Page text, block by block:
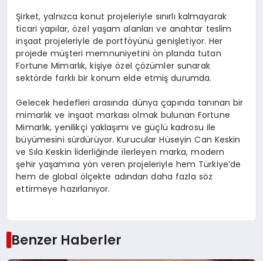
Şirket, yalnızca konut projeleriyle sınırlı kalmayarak
ticari yapılar, özel yaşam alanları ve anahtar teslim
inşaat projeleriyle de portföyünü genişletiyor. Her
projede müşteri memnuniyetini ön planda tutan
Fortune Mimarlık, kişiye özel çözümler sunarak
sektörde farklı bir konum elde etmiş durumda.
Gelecek hedefleri arasında dünya çapında tanınan bir
mimarlık ve inşaat markası olmak bulunan Fortune
Mimarlık, yenilikçi yaklaşımı ve güçlü kadrosu ile
büyümesini sürdürüyor. Kurucular Hüseyin Can Keskin
ve Sıla Keskin liderliğinde ilerleyen marka, modern
şehir yaşamına yön veren projeleriyle hem Türkiye’de
hem de global ölçekte adından daha fazla söz
ettirmeye hazırlanıyor.
Benzer Haberler